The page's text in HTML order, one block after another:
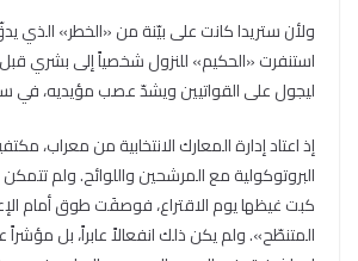
ولأن ستريدا كانت على بيّنة من «الخطر» الذي
استنفرت «الحكيم» للنزول شخصياً إلى بشري قبل
ليجول على القواتيين ويشدّ عصب مؤيديه، في
إذ اعتاد إدارة المعارك الانتخابية من معراب،
البروتوكولية مع المرشحين واللوائح. ولم
كبت غيظها يوم الاقتراع، فوصفَت طوق أمام
المتنطّح». ولم يكن ذلك انفعالاً عابراً، بل